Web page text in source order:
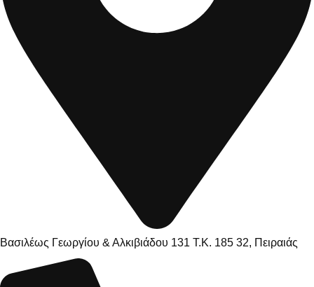
Βασιλέως Γεωργίου & Αλκιβιάδου 131 Τ.Κ. 185 32, Πειραιάς